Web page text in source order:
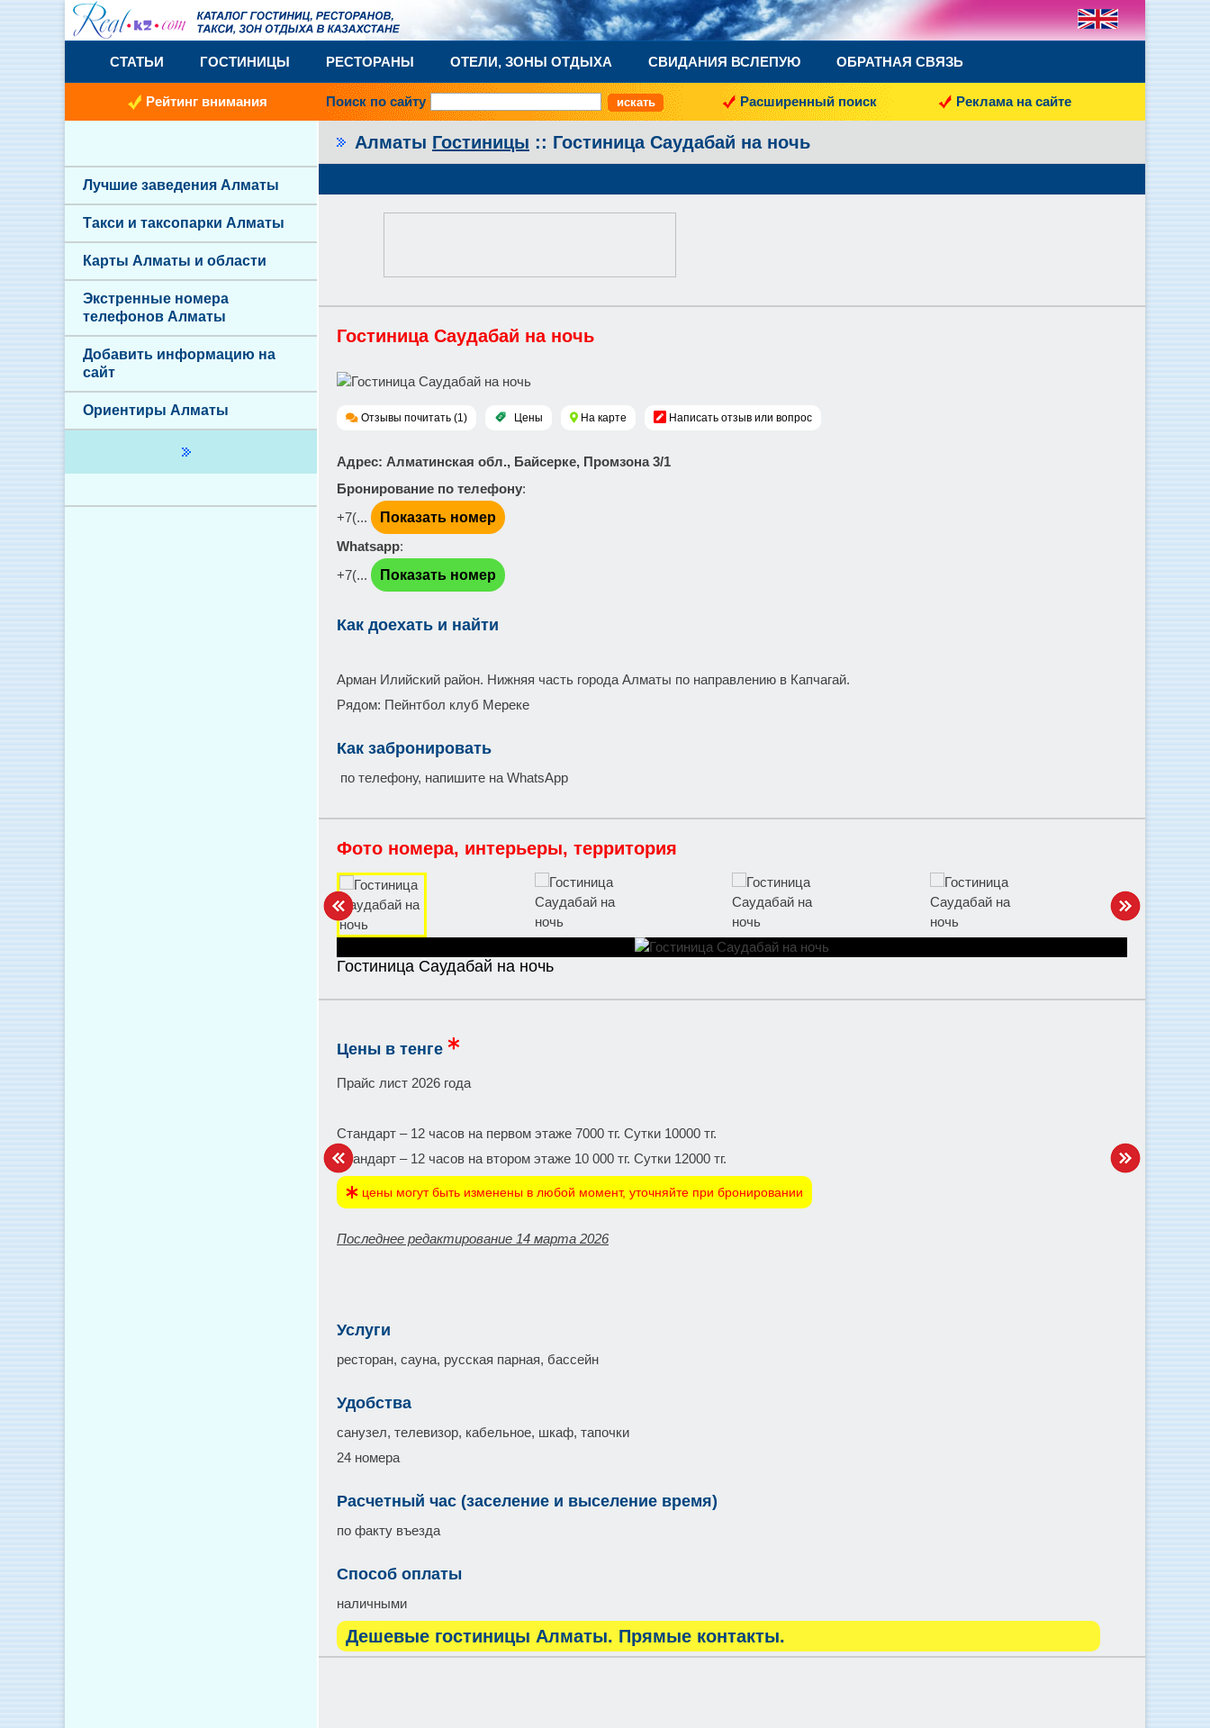
СТАТЬИ ГОСТИНИЦЫ РЕСТОРАНЫ ОТЕЛИ, ЗОНЫ ОТДЫХА СВИДАНИЯ ВСЛЕПУЮ ОБРАТНАЯ СВЯЗЬ
Рейтинг внимания Поиск по сайту Расширенный поиск Реклама на сайте
Алматы Гостиницы :: Гостиница Саудабай на ночь
Гостиница Саудабай на ночь
Отзывы почитать (1) Цены На карте Написать отзыв или вопрос
Адрес: Алматинская обл., Байсерке, Промзона 3/1
Бронирование по телефону:
+7(...
Показать номер
Whatsapp:
+7(...
Показать номер
Как доехать и найти
Арман Илийский район. Нижняя часть города Алматы по направлению в Капчагай.
Рядом: Пейнтбол клуб Мереке
Как забронировать
по телефону, напишите на WhatsApp
Фото номера, интерьеры, территория
Гостиница Саудабай на ночь
Цены в тенге
Прайс лист 2026 года
Стандарт – 12 часов на первом этаже 7000 тг. Сутки 10000 тг.
Стандарт – 12 часов на втором этаже 10 000 тг. Сутки 12000 тг.
цены могут быть изменены в любой момент, уточняйте при бронировании
Последнее редактирование 14 марта 2026
Услуги
ресторан, сауна, русская парная, бассейн
Удобства
санузел, телевизор, кабельное, шкаф, тапочки
24 номера
Расчетный час (заселение и выселение время)
по факту въезда
Способ оплаты
наличными
Дешевые гостиницы Алматы. Прямые контакты.
Лучшие заведения Алматы
Такси и таксопарки Алматы
Карты Алматы и области
Экстренные номера
телефонов Алматы
Добавить информацию на
сайт
Ориентиры Алматы